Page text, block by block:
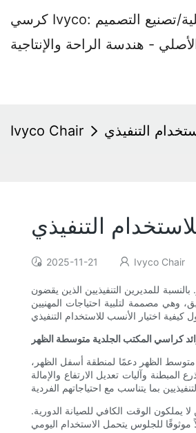
كرسي Ivyco: مصنع كراسي المكاتب المتخصص في تصنيع المعدات الأصلية/تصنيع التصميم
- هندسة الراحة والإنتاجية
Ivyco Chair التنفيذي
التنفيذي
2025-11-21 Ivyco Chair
للمديرين التنفيذيين الذين يقضون
وهي مصممة لتلبية احتياجات المهنيين
كراسي المكتب الجلدية متوسطة الظهر
متوسط ​​الظهر دعمًا لمنطقة أسفل الظهر،
وآليات تعديل الارتفاع والإمالة
يملكون الوقت الكافي للصيانة الدورية.